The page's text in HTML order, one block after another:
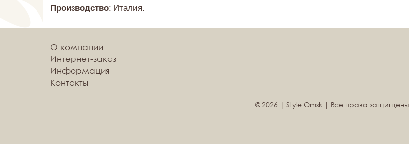
Производство: Италия.
О компании
Интернет-заказ
Информация
Контакты
© 2026 | Style Omsk | Все права защищены